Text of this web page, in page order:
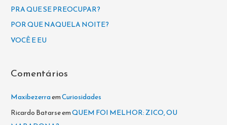
p
o
:
PRA QUE SE PREOCUPAR?
POR QUE NAQUELA NOITE?
VOCÊ E EU
Comentários
MaxibezerraemCuriosidades
Ricardo BatarseemQUEM FOI MELHOR: ZICO, OU